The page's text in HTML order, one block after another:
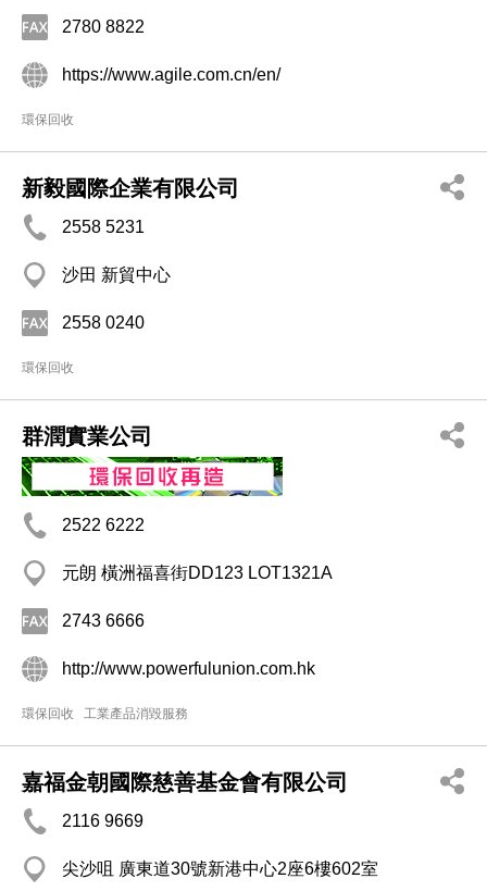
2780 8822
https://www.agile.com.cn/en/
環保回收
新毅國際企業有限公司
2558 5231
沙田 新貿中心
2558 0240
環保回收
群潤實業公司
2522 6222
元朗 橫洲福喜街DD123 LOT1321A
2743 6666
http://www.powerfulunion.com.hk
環保回收 工業產品消毀服務
嘉福金朝國際慈善基金會有限公司
2116 9669
尖沙咀 廣東道30號新港中心2座6樓602室